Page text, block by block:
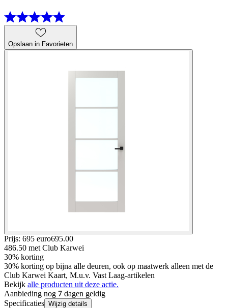
Opslaan in Favorieten
Prijs: 695 euro695.00
486.50 met Club Karwei
30% korting
30% korting op bijna alle deuren, ook op maatwerk alleen met de
Club Karwei Kaart, M.u.v. Vast Laag-artikelen
Bekijk alle producten uit deze actie.
Aanbieding nog 7 dagen geldig
Specificaties Wijzig details